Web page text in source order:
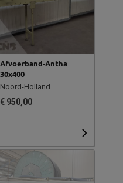
Afvoerband-Antha
30x400
Noord-Holland
€ 950,00